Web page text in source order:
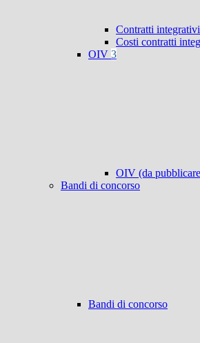
Contratti integrativi
Costi contratti
OIV 3
OIV (da
Bandi di concorso
Bandi di concorso